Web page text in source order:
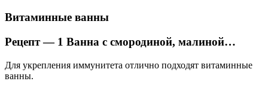
Витаминные ванны
Рецепт — 1 Ванна с смородиной, малиной…
Для укрепления иммунитета отлично подходят витаминные
ванны.